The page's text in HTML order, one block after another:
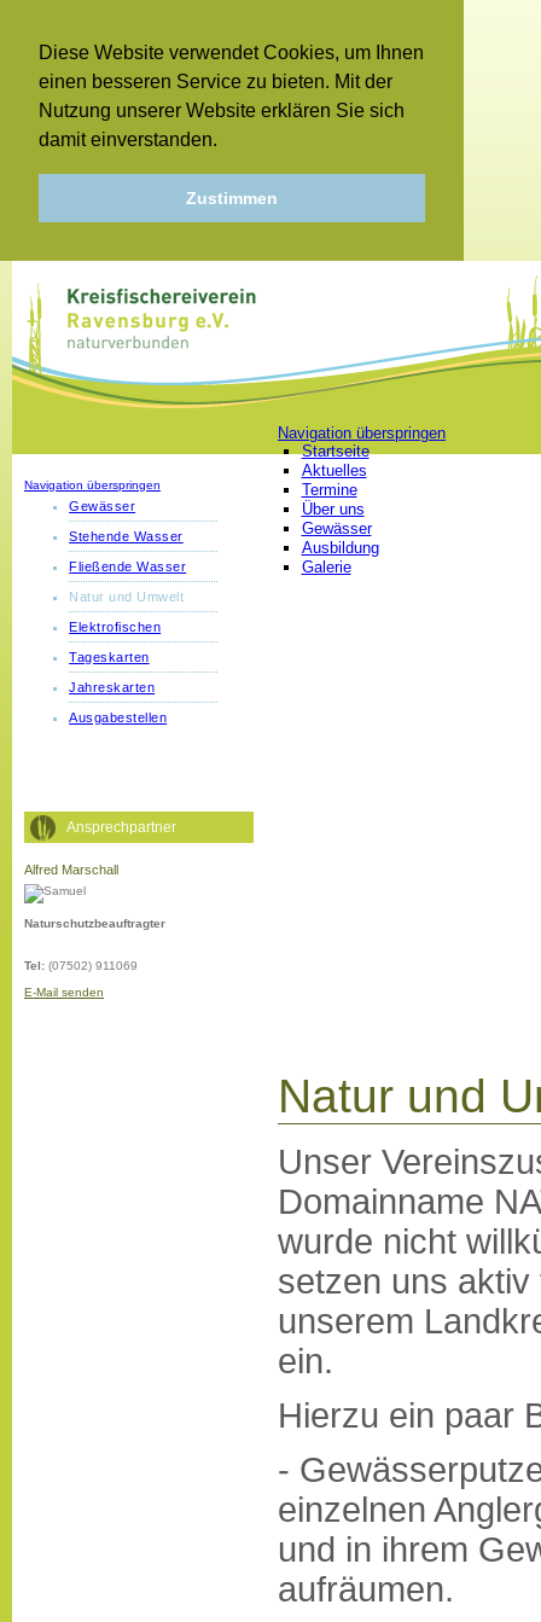
Diese Website verwendet Cookies, um Ihnen
einen besseren Service zu bieten. Mit der
Nutzung unserer Website erklären Sie sich
damit einverstanden.
Zustimmen
Navigation überspringen
Startseite
Aktuelles
Termine
Über uns
Gewässer
Ausbildung
Galerie
Navigation überspringen
Gewässer
Stehende Wasser
Fließende Wasser
Natur und Umwelt
Elektrofischen
Tageskarten
Jahreskarten
Ausgabestellen
Ansprechpartner
Alfred Marschall
Naturschutzbeauftragter
Tel: (07502) 911069
E-Mail senden
Natur und
Unser
Domainname
wurde nicht
setzen uns
unserem
ein.
Hierzu ein paar
-
einzelnen
und in ihrem
aufräumen.